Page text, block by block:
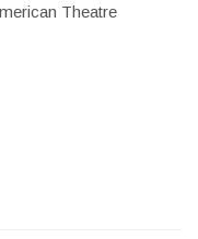
Theatre